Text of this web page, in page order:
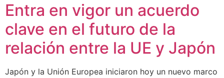
Entra en vigor un acuerdo
clave en el futuro de la
relación entre la UE y Japón
Japón y la Unión Europea iniciaron hoy un nuevo marco